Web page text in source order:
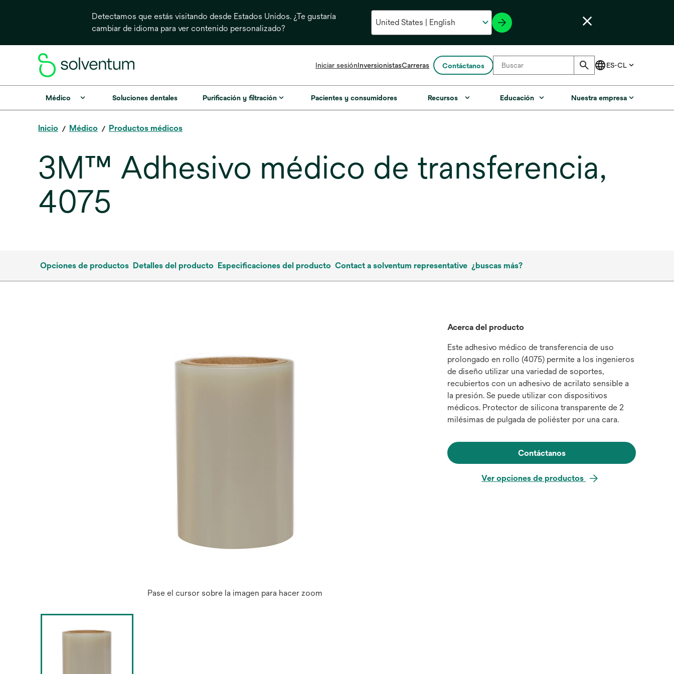
Detectamos que estás visitando desde Estados Unidos. ¿Te gustaría
cambiar de idioma para ver contenido personalizado?
Iniciar sesiónInversionistasse
en
Carreras Contáctanos
Médico Soluciones dentales Purificación y filtración Pacientes y consumidores Recursos Educación Nuestra empresa
Inicio Médico Productos médicos
3M™ Adhesivo médico de transferencia,
4075
Opciones de productos Detalles del producto Especificaciones del producto Contact a solventum representative ¿buscas más?
Pase el cursor sobre la imagen para hacer zoom
Acerca del producto
Este adhesivo médico de transferencia de uso
prolongado en rollo (4075) permite a los ingenieros
de diseño utilizar una variedad de soportes,
recubiertos con un adhesivo de acrilato sensible a
la presión. Se puede utilizar con dispositivos
médicos. Protector de silicona transparente de 2
milésimas de pulgada de poliéster por una cara.
Contáctanos
Ver opciones de productos